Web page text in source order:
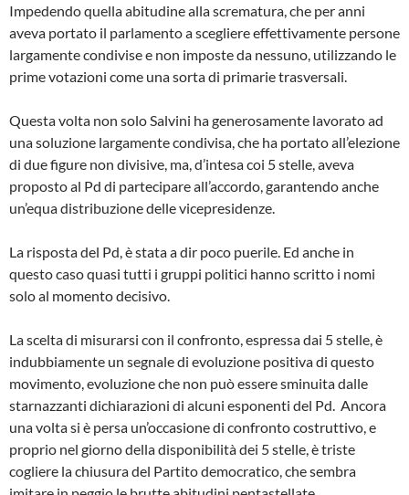
Impedendo quella abitudine alla scrematura, che per anni
aveva portato il parlamento a scegliere effettivamente persone
largamente condivise e non imposte da nessuno, utilizzando le
prime votazioni come una sorta di primarie trasversali.
Questa volta non solo Salvini ha generosamente lavorato ad
una soluzione largamente condivisa, che ha portato all’elezione
di due figure non divisive, ma, d’intesa coi 5 stelle, aveva
proposto al Pd di partecipare all’accordo, garantendo anche
un’equa distribuzione delle vicepresidenze.
La risposta del Pd, è stata a dir poco puerile. Ed anche in
questo caso quasi tutti i gruppi politici hanno scritto i nomi
solo al momento decisivo.
La scelta di misurarsi con il confronto, espressa dai 5 stelle, è
indubbiamente un segnale di evoluzione positiva di questo
movimento, evoluzione che non può essere sminuita dalle
starnazzanti dichiarazioni di alcuni esponenti del Pd. Ancora
una volta si è persa un’occasione di confronto costruttivo, e
proprio nel giorno della disponibilità dei 5 stelle, è triste
cogliere la chiusura del Partito democratico, che sembra